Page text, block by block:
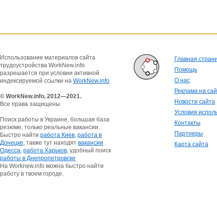
Использование материалов сайта
трудоустройства WorkNew.info
разрешается при условии активной
индексируемой ссылки на WorkNew.info
© WorkNew.info, 2012—2021.
Все права защищены.
Поиск работы в Украине, большая база
резюме, только реальные вакансии.
Быстро найти работа Киев, работа в
Донецке, также тут находят вакансии
Одесса, работа Харьков, удобный поиск
работы в Днепропетровске
На Worknew.info можна быстро найти
работу в твоем городе.
Главная
Помощь
О нас
Реклама на
Новости сайта
Условия
Контакты
Партнеры
Карта сайта